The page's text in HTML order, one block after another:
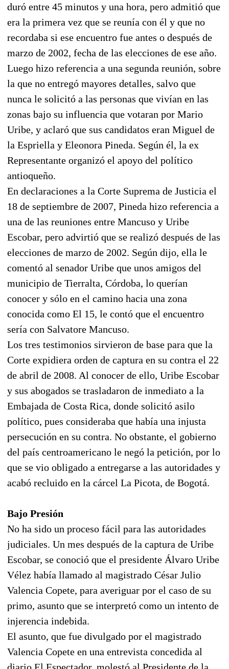
duró entre 45 minutos y una hora, pero admitió que
era la primera vez que se reunía con él y que no
recordaba si ese encuentro fue antes o después de
marzo de 2002, fecha de las elecciones de ese año.
Luego hizo referencia a una segunda reunión, sobre
la que no entregó mayores detalles, salvo que
nunca le solicitó a las personas que vivían en las
zonas bajo su influencia que votaran por Mario
Uribe, y aclaró que sus candidatos eran Miguel de
la Espriella y Eleonora Pineda. Según él, la ex
Representante organizó el apoyo del político
antioqueño.
En declaraciones a la Corte Suprema de Justicia el
18 de septiembre de 2007, Pineda hizo referencia a
una de las reuniones entre Mancuso y Uribe
Escobar, pero advirtió que se realizó después de las
elecciones de marzo de 2002. Según dijo, ella le
comentó al senador Uribe que unos amigos del
municipio de Tierralta, Córdoba, lo querían
conocer y sólo en el camino hacia una zona
conocida como El 15, le contó que el encuentro
sería con Salvatore Mancuso.
Los tres testimonios sirvieron de base para que la
Corte expidiera orden de captura en su contra el 22
de abril de 2008. Al conocer de ello, Uribe Escobar
y sus abogados se trasladaron de inmediato a la
Embajada de Costa Rica, donde solicitó asilo
político, pues consideraba que había una injusta
persecución en su contra. No obstante, el gobierno
del país centroamericano le negó la petición, por lo
que se vio obligado a entregarse a las autoridades y
acabó recluido en la cárcel La Picota, de Bogotá.
Bajo Presión
No ha sido un proceso fácil para las autoridades
judiciales. Un mes después de la captura de Uribe
Escobar, se conoció que el presidente Álvaro Uribe
Vélez había llamado al magistrado César Julio
Valencia Copete, para averiguar por el caso de su
primo, asunto que se interpretó como un intento de
injerencia indebida.
El asunto, que fue divulgado por el magistrado
Valencia Copete en una entrevista concedida al